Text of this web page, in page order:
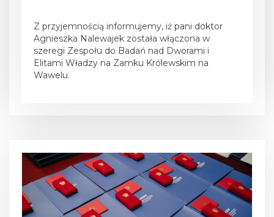
Z przyjemnością informujemy, iż pani doktor
Agnieszka Nalewajek została włączona w
szeregi Zespołu do Badań nad Dworami i
Elitami Władzy na Zamku Królewskim na
Wawelu.